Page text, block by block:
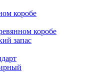
коробе
коробе
запас